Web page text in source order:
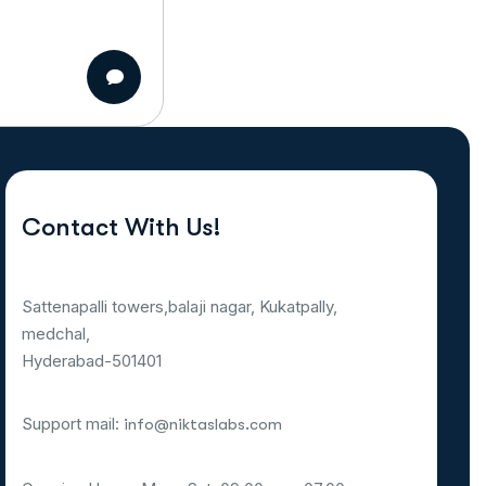
Contact With Us!
Sattenapalli towers,balaji nagar, Kukatpally,
medchal,
Hyderabad-501401
Support mail: info@niktaslabs.com